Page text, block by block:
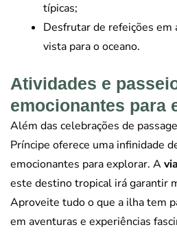
típicas;
Desfrutar de refeições em
vista para o oceano.
Atividades e
emocionantes para
Além das celebrações de
Príncipe oferece uma infinidade
emocionantes para explorar. A
este destino tropical irá garantir
Aproveite tudo o que a ilha tem
em aventuras e experiências